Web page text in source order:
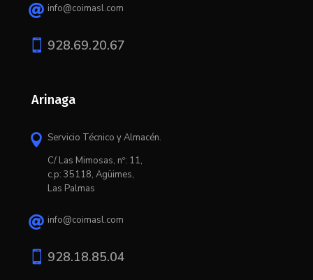
 info@coimasl.com
 928.69.20.67
Arinaga
 Servicio Técnico y Almacén.
C/ Las Mimosas, nº: 11,
c.p: 35118, Agüimes,
Las Palmas
 info@coimasl.com
 928.18.85.04